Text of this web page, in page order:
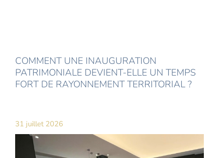
COMMENT UNE INAUGURATION
PATRIMONIALE DEVIENT-ELLE UN TEMPS
FORT DE RAYONNEMENT TERRITORIAL ?
31 juillet 2026